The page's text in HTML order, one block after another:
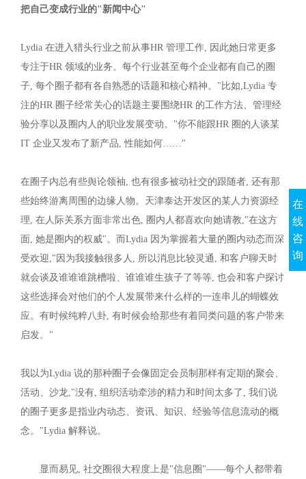
把自己变成行业的"新闻中心"
Lydia 在进入猎头行业之前从事HR 管理工作, 因此她日常更多
专注于HR 领域的业务。每个行业甚至每个企业都有自己的圈
子, 每个圈子都有各自熟悉的话题和核心精神。"比如,Lydia 专
注的HR 圈子经常关心的话题主要围绕HR 的工作方法、管理经
验分享以及圈内人的职业发展变动。"你不能跟HR 圈的人谈某
IT 企业又发布了新产品, 性能如何……"
在圈子内总有些舆论领袖, 也有很多被动社交的跟随者, 还有那
些始终游离周围的边缘人物。天津泰达开发区的某人力资源经
理, 在人际关系方面非常出色, 圈内人都喜欢向她请教,"在这方
面, 她是圈内的权威"。而Lydia 因为掌握着大量的圈内动态而深
受欢迎,"因为我接触很多人, 所以消息比较灵通, 和客户聊天时
就会谈及谁谁谁跳槽啦、谁谁谁生孩子了等等, 也会和客户探讨
这些选择会对他们的个人发展带来什么样的一连串儿的蝴蝶效
应。有时候纯粹八卦, 有时候会给那些有着同类问题的客户带来
启发。"
我以为Lydia 说的那种圈子会像固定会员制那样有定期的聚会、
活动、沙龙,"没有, 组织活动牵涉的精力和时间太多了, 我们说
的圈子更多是指业内动态、资讯、知识、经验等信息流动的概
念。"Lydia 解释说。
显而易见, 社交圈很大程度上是"信息圈"——每个人都带着
在
线
咨
询